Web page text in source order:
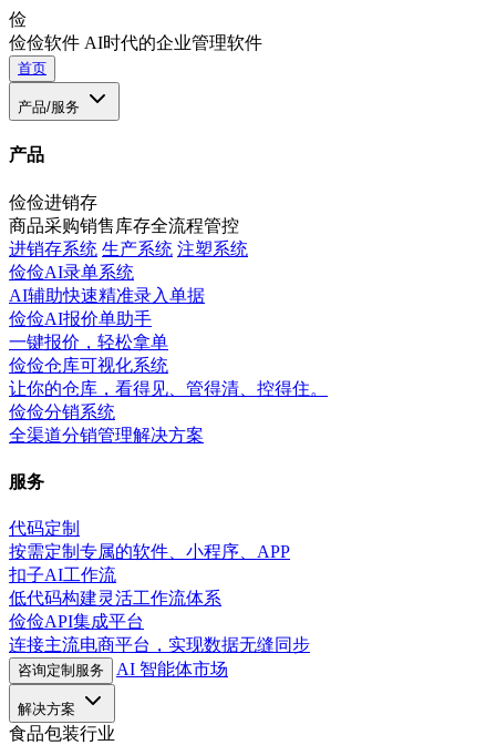
俭
俭俭软件 AI时代的企业管理软件
首页
产品/服务
产品
俭俭进销存
商品采购销售库存全流程管控
进销存系统 生产系统 注塑系统
俭俭AI录单系统
AI辅助快速精准录入单据
俭俭AI报价单助手
一键报价，轻松拿单
俭俭仓库可视化系统
让你的仓库，看得见、管得清、控得住。
俭俭分销系统
全渠道分销管理解决方案
服务
代码定制
按需定制专属的软件、小程序、APP
扣子AI工作流
低代码构建灵活工作流体系
俭俭API集成平台
连接主流电商平台，实现数据无缝同步
咨询定制服务 AI 智能体市场
解决方案
食品包装行业